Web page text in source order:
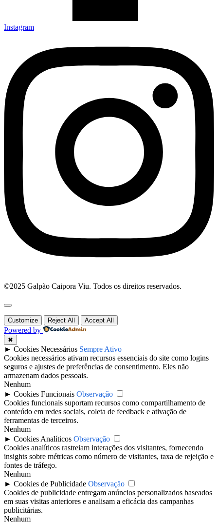
Instagram
©2025 Galpão Caipora Viu. Todos os direitos reservados.
Customize Reject All Accept All
Powered by
✖
► Cookies Necessários Sempre Ativo
Cookies necessários ativam recursos essenciais do site como logins
seguros e ajustes de preferências de consentimento. Eles não
armazenam dados pessoais.
Nenhum
► Cookies Funcionais Observação
Cookies funcionais suportam recursos como compartilhamento de
conteúdo em redes sociais, coleta de feedback e ativação de
ferramentas de terceiros.
Nenhum
► Cookies Analíticos Observação
Cookies analíticos rastreiam interações dos visitantes, fornecendo
insights sobre métricas como número de visitantes, taxa de rejeição e
fontes de tráfego.
Nenhum
► Cookies de Publicidade Observação
Cookies de publicidade entregam anúncios personalizados baseados
em suas visitas anteriores e analisam a eficácia das campanhas
publicitárias.
Nenhum